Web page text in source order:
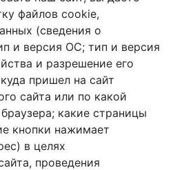
08
оптовые продажи
пер.
2.
файлов cookie,
(сведения о
и версия ОС; тип и версия
и разрешение его
пришел на сайт
сайта или по какой
какие страницы
кнопки нажимает
в целях
проведения